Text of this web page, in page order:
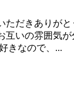
ただきありが
互いの雰囲気
きなので、...